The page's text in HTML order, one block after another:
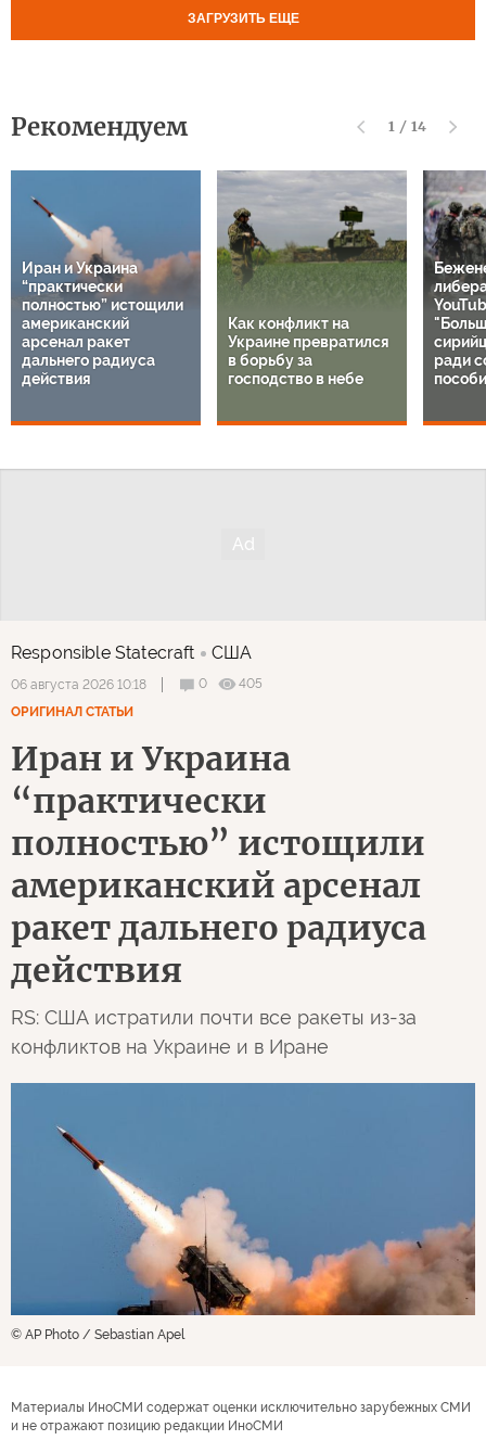
ЗАГРУЗИТЬ ЕЩЕ
Рекомендуем 1 / 14
Иран и Украина
“практически
полностью” истощили
американский
арсенал ракет
дальнего радиуса
действия
Как конфликт на
Украине превратился
в борьбу за
господство в небе
ради
Responsible Statecraft США
06 августа 2026 10:18 0
405
ОРИГИНАЛ СТАТЬИ
Иран и Украина
“практически
полностью” истощили
американский арсенал
ракет дальнего радиуса
действия
RS: США истратили почти все ракеты из-за
конфликтов на Украине и в Иране
© AP Photo / Sebastian Apel
Материалы ИноСМИ содержат оценки исключительно зарубежных СМИ
и не отражают позицию редакции ИноСМИ